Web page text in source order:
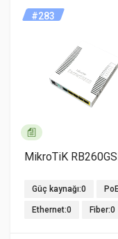
#283
MikroTiK
Güç kaynağı:0
Ethernet:0 Fiber:0